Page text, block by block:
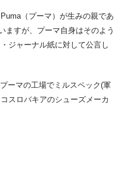
（プーマ）が生みの親であ
ますが、プーマ自身はそのよう
ジャーナル紙に対して公言し
ーマの工場でミルスペック(軍
スロバキアのシューズメーカ